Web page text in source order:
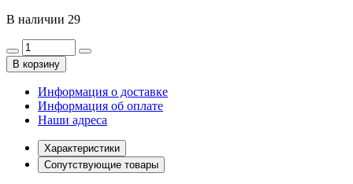
В наличии 29
В корзину
Информация о доставке
Информация об оплате
Наши адреса
Характеристики
Сопутствующие товары